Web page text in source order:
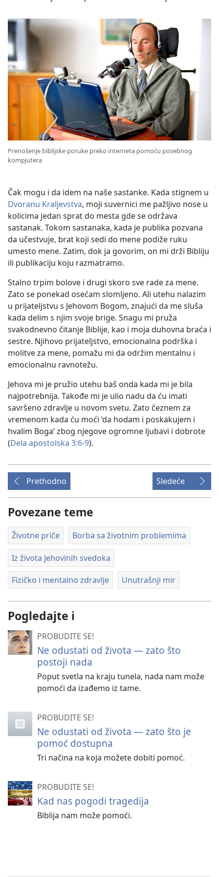
Prenošenje biblijske poruke preko interneta pomoću posebnog
kompjutera
Čak mogu i da idem na naše sastanke. Kada stignem u
Dvoranu Kraljevstva, moji suvernici me pažljivo nose u
kolicima jedan sprat do mesta gde se održava
sastanak. Tokom sastanaka, kada je publika pozvana
da učestvuje, brat koji sedi do mene podiže ruku
umesto mene. Zatim, dok ja govorim, on mi drži Bibliju
ili publikaciju koju razmatramo.
Stalno trpim bolove i drugi skoro sve rade za mene.
Zato se ponekad osećam slomljeno. Ali utehu nalazim
u prijateljstvu s Jehovom Bogom, znajući da me sluša
kada delim s njim svoje brige. Snagu mi pruža
svakodnevno čitanje Biblije, kao i moja duhovna braća i
sestre. Njihovo prijateljstvo, emocionalna podrška i
molitve za mene, pomažu mi da održim mentalnu i
emocionalnu ravnotežu.
Jehova mi je pružio utehu baš onda kada mi je bila
najpotrebnija. Takođe mi je ulio nadu da ću imati
savršeno zdravlje u novom svetu. Zato čeznem za
vremenom kada ću moći ’da hodam i poskakujem i
hvalim Boga‘ zbog njegove ogromne ljubavi i dobrote
(Dela apostolska 3:6-9).
Prethodno Sledeće
Povezane teme
Životne priče Borba sa životnim problemima
Iz života Jehovinih svedoka
Fizičko i mentalno zdravlje Unutrašnji mir
Pogledajte i
PROBUDITE SE!
Ne odustati od života — zato što
postoji nada
Poput svetla na kraju tunela, nada nam može
pomoći da izađemo iz tame.
PROBUDITE SE!
Ne odustati od života — zato što je
pomoć dostupna
Tri načina na koja možete dobiti pomoć.
PROBUDITE SE!
Kad nas pogodi tragedija
Biblija nam može pomoći.